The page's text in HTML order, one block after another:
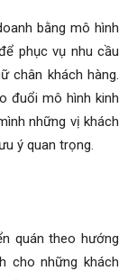
bằng mô hình
phục vụ nhu cầu
chân khách hàng.
đuổi mô hình kinh
những vị khách
ý quan trọng.
quán theo hướng
cho những khách